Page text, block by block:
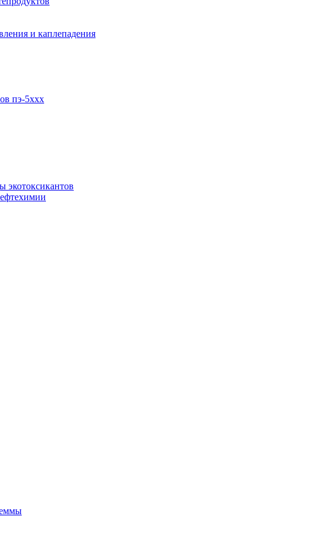
и каплепадения
пэ-5ххх
экотоксикантов